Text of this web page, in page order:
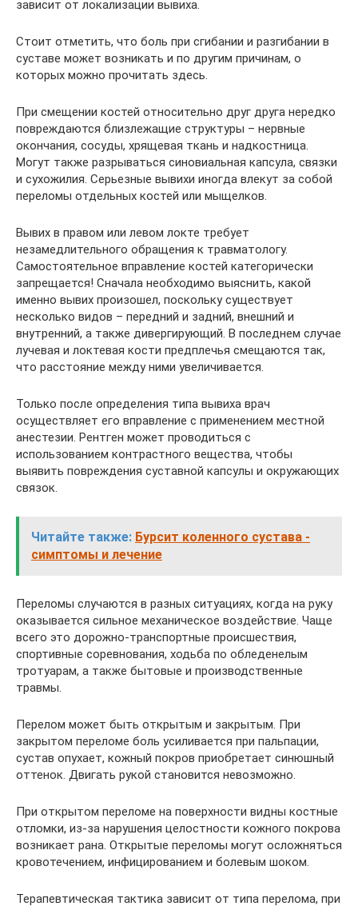
зависит от локализации вывиха.
Стоит отметить, что боль при сгибании и разгибании в
суставе может возникать и по другим причинам, о
которых можно прочитать здесь.
При смещении костей относительно друг друга нередко
повреждаются близлежащие структуры – нервные
окончания, сосуды, хрящевая ткань и надкостница.
Могут также разрываться синовиальная капсула, связки
и сухожилия. Серьезные вывихи иногда влекут за собой
переломы отдельных костей или мыщелков.
Вывих в правом или левом локте требует
незамедлительного обращения к травматологу.
Самостоятельное вправление костей категорически
запрещается! Сначала необходимо выяснить, какой
именно вывих произошел, поскольку существует
несколько видов – передний и задний, внешний и
внутренний, а также дивергирующий. В последнем случае
лучевая и локтевая кости предплечья смещаются так,
что расстояние между ними увеличивается.
Только после определения типа вывиха врач
осуществляет его вправление с применением местной
анестезии. Рентген может проводиться с
использованием контрастного вещества, чтобы
выявить повреждения суставной капсулы и окружающих
связок.
Читайте также: Бурсит коленного сустава -
симптомы и лечение
Переломы случаются в разных ситуациях, когда на руку
оказывается сильное механическое воздействие. Чаще
всего это дорожно-транспортные происшествия,
спортивные соревнования, ходьба по обледенелым
тротуарам, а также бытовые и производственные
травмы.
Перелом может быть открытым и закрытым. При
закрытом переломе боль усиливается при пальпации,
сустав опухает, кожный покров приобретает синюшный
оттенок. Двигать рукой становится невозможно.
При открытом переломе на поверхности видны костные
отломки, из-за нарушения целостности кожного покрова
возникает рана. Открытые переломы могут осложняться
кровотечением, инфицированием и болевым шоком.
Терапевтическая тактика зависит от типа перелома, при